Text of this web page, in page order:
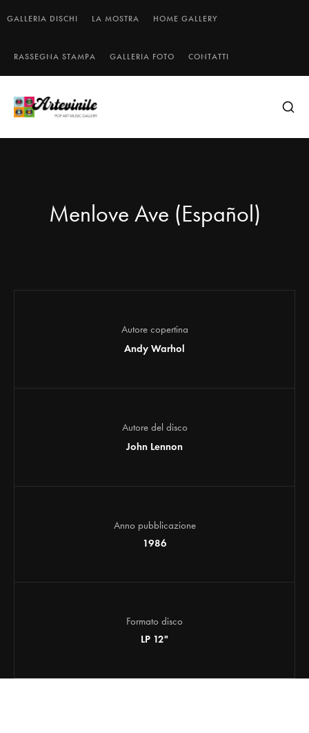
GALLERIA DISCHI LA MOSTRA HOME GALLERY
RASSEGNA STAMPA GALLERIA FOTO CONTATTI
Menlove Ave (Español)
Autore copertina
Andy Warhol
Autore del disco
John Lennon
Anno pubblicazione
1986
Formato disco
LP 12"